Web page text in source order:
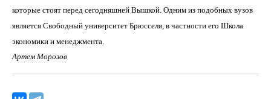
которые стоят перед сегодняшней Вышкой. Одним из подобных вузов
является Свободный университет Брюсселя, в частности его Школа
экономики и менеджмента.
Артем Морозов